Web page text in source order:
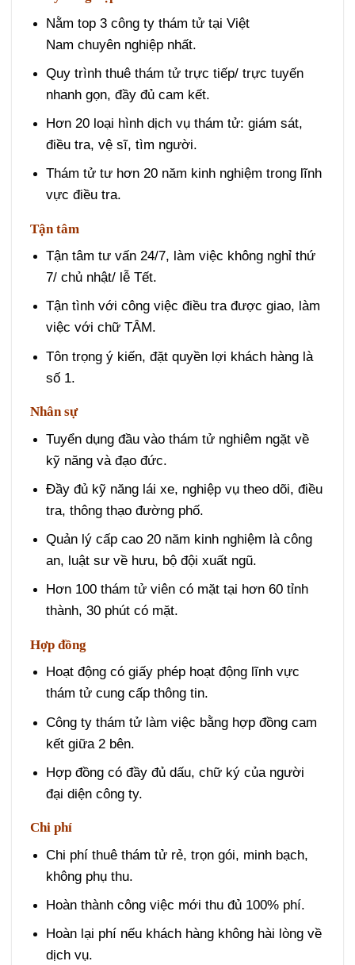
Nằm top 3 công ty thám tử tại Việt
Nam chuyên nghiệp nhất.
Quy trình thuê thám tử trực tiếp/ trực tuyến
nhanh gọn, đầy đủ cam kết.
Hơn 20 loại hình dịch vụ thám tử: giám sát,
điều tra, vệ sĩ, tìm người.
Thám tử tư hơn 20 năm kinh nghiệm trong lĩnh
vực điều tra.
Tận tâm
Tận tâm tư vấn 24/7, làm việc không nghỉ thứ
7/ chủ nhật/ lễ Tết.
Tận tình với công việc điều tra được giao, làm
việc với chữ TÂM.
Tôn trọng ý kiến, đặt quyền lợi khách hàng là
số 1.
Nhân sự
Tuyển dụng đầu vào thám tử nghiêm ngặt về
kỹ năng và đạo đức.
Đầy đủ kỹ năng lái xe, nghiệp vụ theo dõi, điều
tra, thông thạo đường phố.
Quản lý cấp cao 20 năm kinh nghiệm là công
an, luật sư về hưu, bộ đội xuất ngũ.
Hơn 100 thám tử viên có mặt tại hơn 60 tỉnh
thành, 30 phút có mặt.
Hợp đồng
Hoạt động có giấy phép hoạt động lĩnh vực
thám tử cung cấp thông tin.
Công ty thám tử làm việc bằng hợp đồng cam
kết giữa 2 bên.
Hợp đồng có đầy đủ dấu, chữ ký của người
đại diện công ty.
Chi phí
Chi phí thuê thám tử rẻ, trọn gói, minh bạch,
không phụ thu.
Hoàn thành công việc mới thu đủ 100% phí.
Hoàn lại phí nếu khách hàng không hài lòng về
dịch vụ.